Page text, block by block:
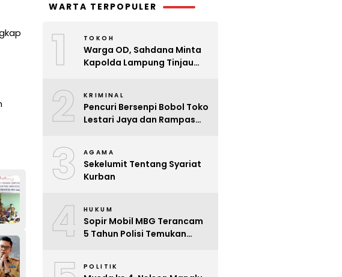
WARTA TERPOPULER
1 TOKOH
Warga OD, Sahdana Minta
Kapolda Lampung Tinjau
2 KRIMINAL
Pencuri Bersenpi Bobol Toko
Lestari Jaya dan Rampas
3 AGAMA
Sekelumit Tentang Syariat
Kurban
4 HUKUM
Sopir Mobil MBG Terancam
5 Tahun Polisi Temukan
POLITIK